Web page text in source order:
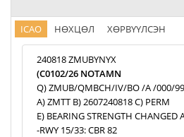
ICAO НӨХЦӨЛ ХӨРВҮҮЛСЭН
240818 ZMUBYNYX
(C0102/26 NOTAMN
Q) ZMUB/QMBCH/IV/BO /A /000/
A) ZMTT B) 2607240818 C) PERM
E) BEARING STRENGTH CHANGED
-RWY 15/33: CBR 82